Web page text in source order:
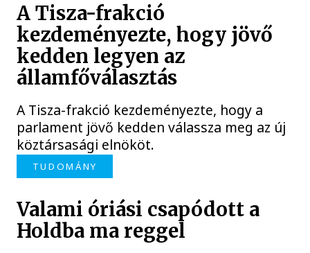
A Tisza-frakció
kezdeményezte, hogy jövő
kedden legyen az
államfőválasztás
A Tisza-frakció kezdeményezte, hogy a
parlament jövő kedden válassza meg az új
köztársasági elnököt.
TUDOMÁNY
Valami óriási csapódott a
Holdba ma reggel